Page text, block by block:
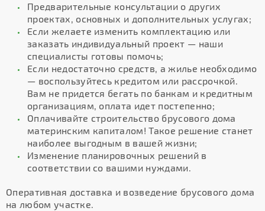
Предварительные консультации о других
проектах, основных и дополнительных услугах;
Если желаете изменить комплектацию или
заказать индивидуальный проект — наши
специалисты готовы помочь;
Если недостаточно средств, а жилье необходимо
— воспользуйтесь кредитом или рассрочкой.
Вам не придется бегать по банкам и кредитным
организациям, оплата идет постепенно;
Оплачивайте строительство брусового дома
материнским капиталом! Такое решение станет
наиболее выгодным в вашей жизни;
Изменение планировочных решений в
соответствии со вашими нуждами.
Оперативная доставка и возведение брусового дома
на любом участке.